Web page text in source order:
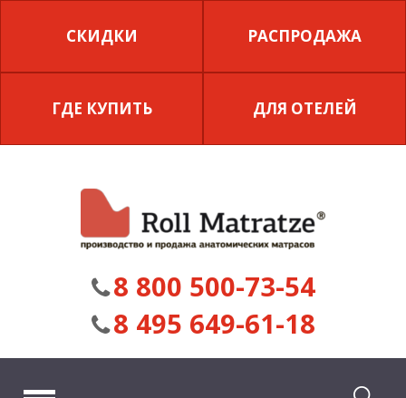
СКИДКИ РАСПРОДАЖА
ГДЕ КУПИТЬ ДЛЯ ОТЕЛЕЙ
8 800 500-73-54
8 495 649-61-18